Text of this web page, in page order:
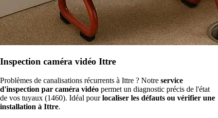
Inspection caméra vidéo Ittre
Problèmes de canalisations récurrents à Ittre ? Notre service
d'inspection par caméra vidéo permet un diagnostic précis de l'état
de vos tuyaux (1460). Idéal pourlocaliser les défauts ou vérifier une
installation à Ittre.